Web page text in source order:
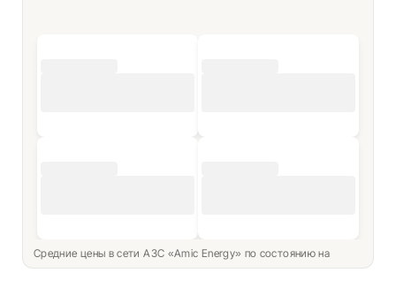
Средние цены в сети АЗС «Amic Energy» по состоянию на